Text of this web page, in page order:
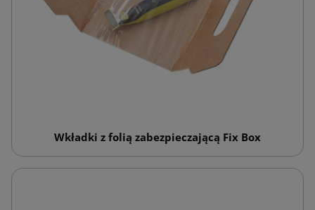
Wkładki z folią zabezpieczającą Fix Box